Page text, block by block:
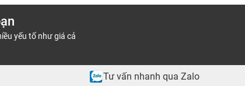
yếu tố như giá cả
Tư vấn nhanh qua Zalo